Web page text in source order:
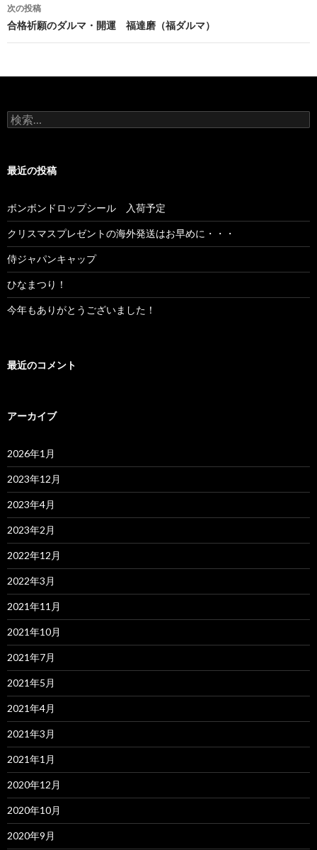
次の投稿
合格祈願のダルマ・開運 福達磨（福ダルマ）
検索:
最近の投稿
ボンボンドロップシール 入荷予定
クリスマスプレゼントの海外発送はお早めに・・・
侍ジャパンキャップ
ひなまつり！
今年もありがとうございました！
最近のコメント
アーカイブ
2026年1月
2023年12月
2023年4月
2023年2月
2022年12月
2022年3月
2021年11月
2021年10月
2021年7月
2021年5月
2021年4月
2021年3月
2021年1月
2020年12月
2020年10月
2020年9月